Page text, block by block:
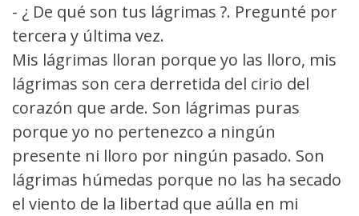
- ¿ De qué son tus lágrimas ?. Pregunté por
tercera y última vez.
Mis lágrimas lloran porque yo las lloro, mis
lágrimas son cera derretida del cirio del
corazón que arde. Son lágrimas puras
porque yo no pertenezco a ningún
presente ni lloro por ningún pasado. Son
lágrimas húmedas porque no las ha secado
el viento de la libertad que aúlla en mi